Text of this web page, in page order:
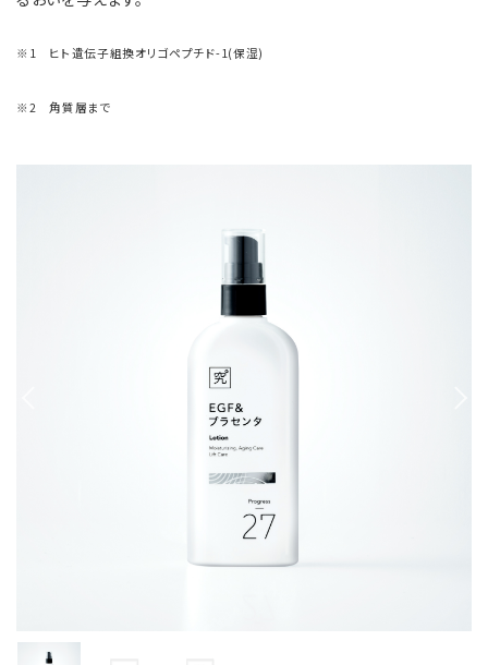
※1 ヒト遺伝子組換オリゴペプチド-1(保湿)
※2 角質層まで